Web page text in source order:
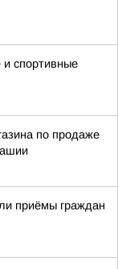
и спортивные
по продаже
приёмы граждан